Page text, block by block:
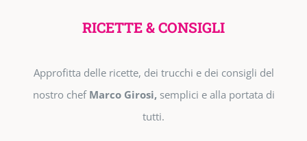
RICETTE & CONSIGLI
Approfitta delle ricette, dei trucchi e dei consigli del
nostro chef Marco Girosi,semplici e alla portata di
tutti.